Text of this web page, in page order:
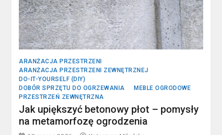
ARANŻACJA PRZESTRZENI
ARANŻACJA PRZESTRZENI ZEWNĘTRZNEJ
DO-IT-YOURSELF (DIY)
DOBÓR SPRZĘTU DO OGRZEWANIA
MEBLE OGRODOWE
PRZESTRZEŃ ZEWNĘTRZNA
Jak upiększyć betonowy płot – pomysły
na metamorfozę ogrodzenia